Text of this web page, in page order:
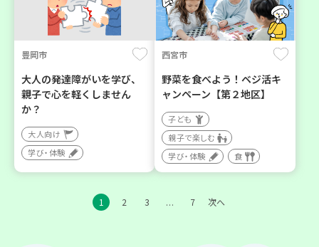
豊岡市
大人の発達障がいを学び、
親子で心を軽くしません
か？
大人向け
学び・体験
西宮市
野菜を食べよう！ベジ活キ
ャンペーン【第２地区】
子ども
親子で楽しむ
学び・体験
食
1 2 3 … 7 次へ